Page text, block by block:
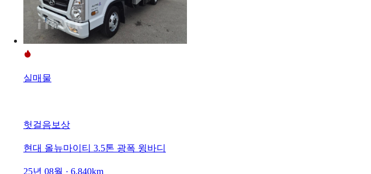
실매물
헛걸음보상
현대 올뉴마이티 3.5톤 광폭 윙바디
25년 08월 · 6,840km